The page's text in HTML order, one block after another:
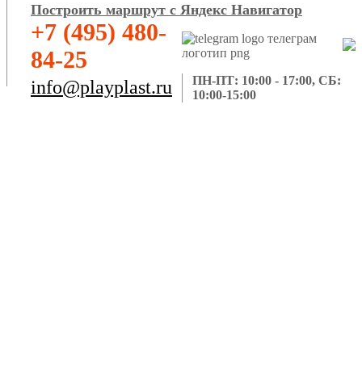
Построить маршрут с Яндекс Навигатор
+7 (495) 480-
84-25
info@playplast.ru
ПН-ПТ: 10:00 - 17:00, СБ:
10:00-15:00